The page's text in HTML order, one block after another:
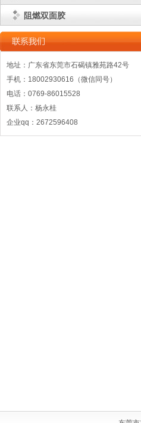
阻燃双面胶
地址：广东省东莞市石碣镇雅苑路42号
手机：18002930616（微信同号）
电话：0769-86015528
联系人：杨永桂
企业qq：2672596408